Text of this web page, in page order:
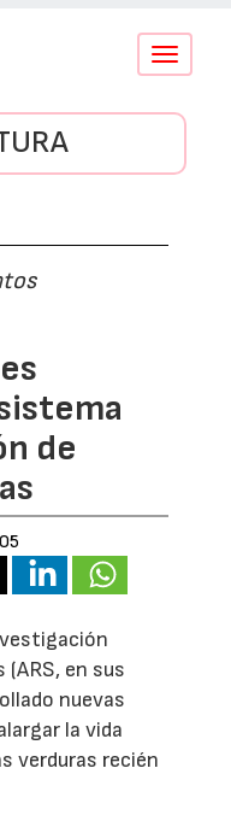
Conmutar
de
en sus
nuevas
la vida
verduras recién